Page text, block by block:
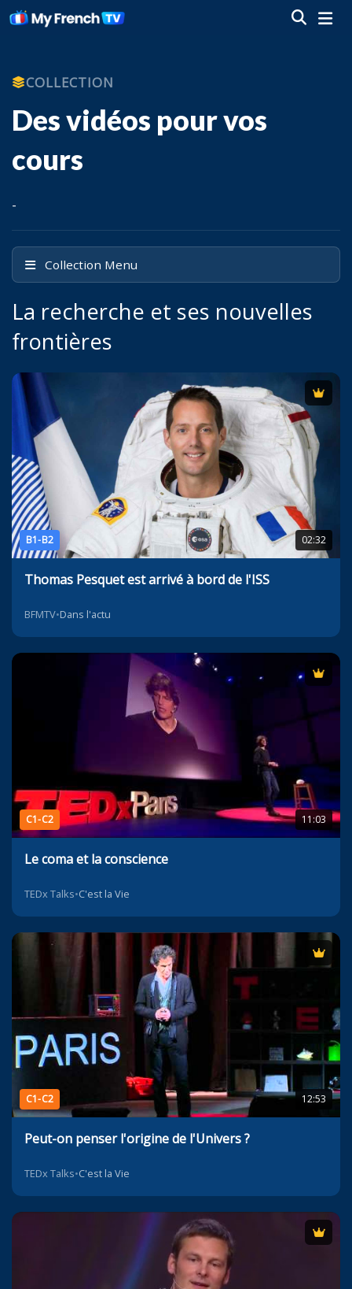
COLLECTION
Des vidéos pour vos
cours
-
Collection Menu
La recherche et ses nouvelles
frontières
B1-B2 02:32
Thomas Pesquet est arrivé à bord de l'ISS
BFMTV•Dans l'actu
C1-C2 11:03
Le coma et la conscience
TEDx Talks•C'est la Vie
C1-C2 12:53
Peut-on penser l'origine de l'Univers ?
TEDx Talks•C'est la Vie